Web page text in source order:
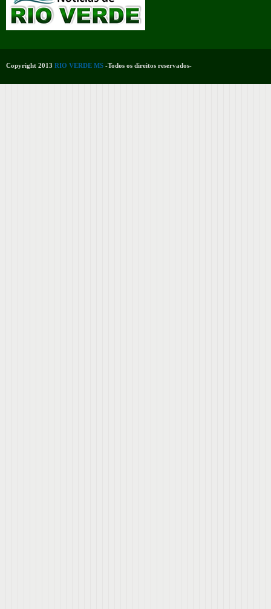
Copyright 2013 RIO VERDE MS -Todos os direitos reservados-